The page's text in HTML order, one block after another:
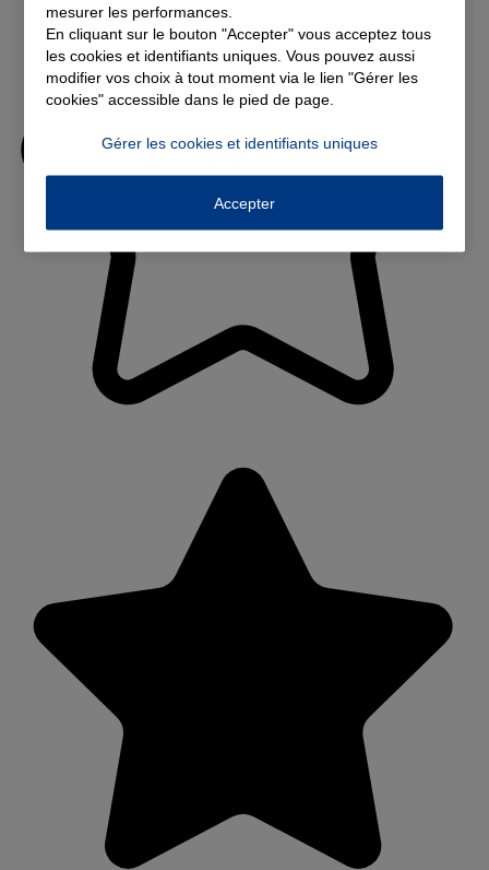
mesurer les performances.
En cliquant sur le bouton "Accepter" vous acceptez tous
les cookies et identifiants uniques. Vous pouvez aussi
modifier vos choix à tout moment via le lien "Gérer les
cookies" accessible dans le pied de page.
Gérer les cookies et identifiants uniques
Accepter